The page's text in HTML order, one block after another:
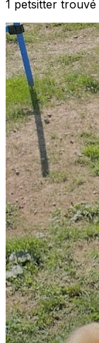
1 petsitter trouvé